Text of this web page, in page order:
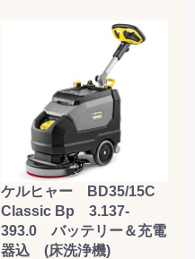
ケルヒャー BD35/15C
Classic Bp 3.137-
393.0 バッテリー＆充電
器込 (床洗浄機)